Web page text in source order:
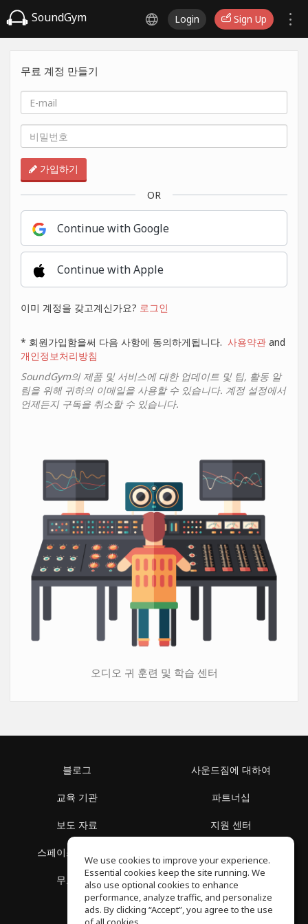
SoundGym Login Sign Up
무료 계정 만들기
가입하기
OR
Continue with Google
Continue with Apple
이미 계정을 갖고계신가요? 로그인
* 회원가입함을써 다음 사항에 동의하게됩니다. 사용약관 and
개인정보처리방침
SoundGym의 제품 및 서비스에 대한 업데이트 및 팁, 활동 알
림을 위해 귀하의 이메일을 사용할 수 있습니다. 계정 설정에서
언제든지 구독을 취소할 수 있습니다.
오디오 귀 훈련 및 학습 센터
블로그
교육 기관
보도 자료
스페이스 둘러보기
무료 학습
사운드짐에 대하여
파트너십
지원 센터
개인정보 보호정책
We use cookies to improve your experience.
Essential cookies keep the site running. We
also use optional cookies to enhance
performance, analyze traffic, and personalize
ads. By clicking “Accept”, you agree to the use